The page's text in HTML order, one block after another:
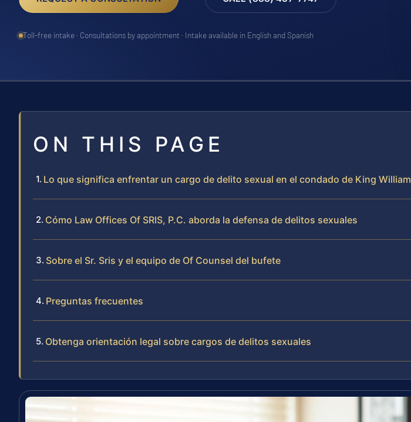
Toll-free intake · Consultations by appointment · Intake available in English and Spanish
ON THIS PAGE
Lo que significa enfrentar un cargo de delito sexual en el condado de King William
Cómo Law Offices Of SRIS, P.C. aborda la defensa de delitos sexuales
Sobre el Sr. Sris y el equipo de Of Counsel del bufete
Preguntas frecuentes
Obtenga orientación legal sobre cargos de delitos sexuales